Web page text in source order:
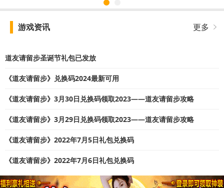
游戏资讯 更多
道友请留步圣诞节礼包已发放
《道友请留步》兑换码2024最新可用
《道友请留步》3月30日兑换码领取2023——道友请留步攻略
《道友请留步》3月29日兑换码领取2023——道友请留步攻略
《道友请留步》2022年7月5日礼包兑换码
《道友请留步》2022年7月6日礼包兑换码